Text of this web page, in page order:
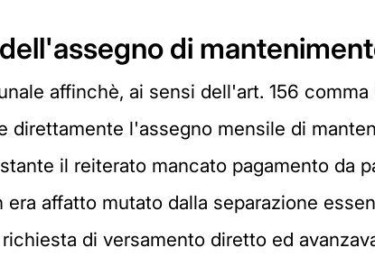
di
affinchè, ai sensi dell'art. 156
direttamente l'assegno mensile di
il reiterato mancato pagamento da
affatto mutato dalla separazione
di versamento diretto ed